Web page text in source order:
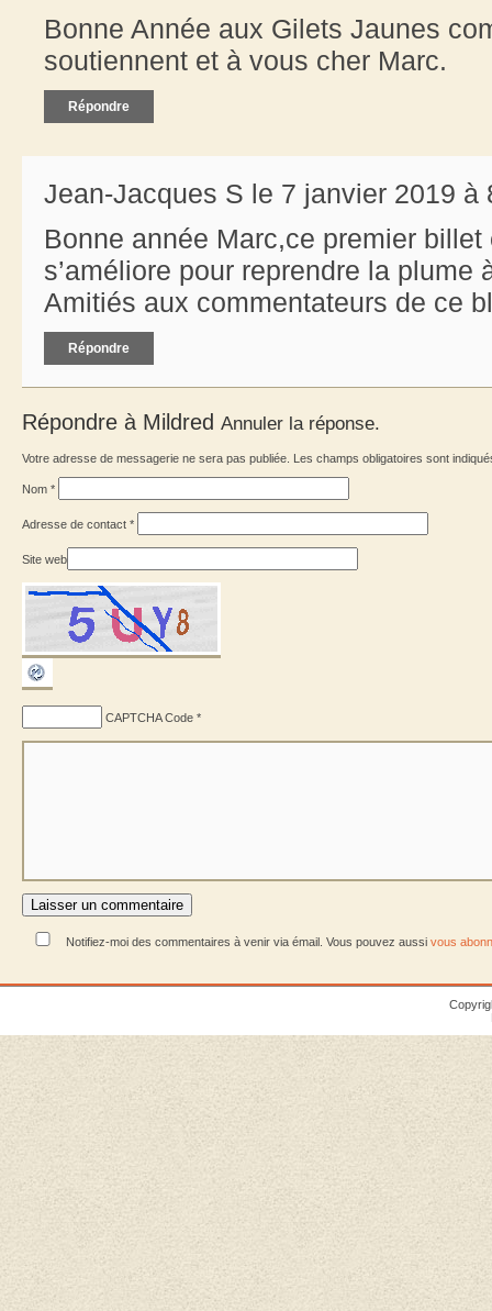
Bonne Année aux Gilets Jaunes
soutiennent et à vous cher Marc.
Répondre
Jean-Jacques S le 7 janvier 2019 à
Bonne année Marc,ce premier
s’améliore pour reprendre la
Amitiés aux commentateurs de ce
Répondre
Répondre à Mildred Annuler la réponse.
Votre adresse de messagerie ne sera pas publiée. Les champs obligatoires sont
Nom *
Adresse de contact *
Site web
CAPTCHA Code *
Notifiez-moi des commentaires à venir via émail. Vous pouvez aussi vous